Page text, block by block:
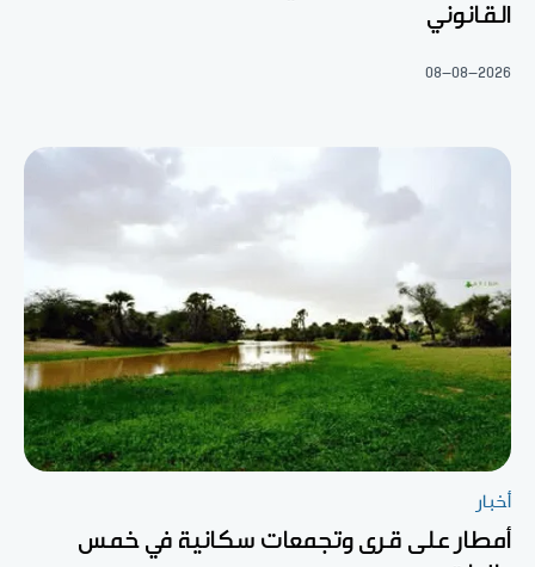
القانوني
08-08-2026
أخبار
أمطار على قرى وتجمعات سكانية في خمس